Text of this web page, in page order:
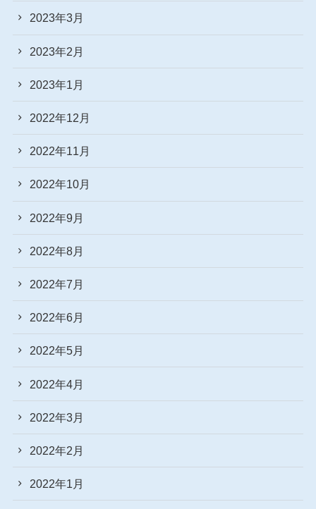
2023年3月
2023年2月
2023年1月
2022年12月
2022年11月
2022年10月
2022年9月
2022年8月
2022年7月
2022年6月
2022年5月
2022年4月
2022年3月
2022年2月
2022年1月